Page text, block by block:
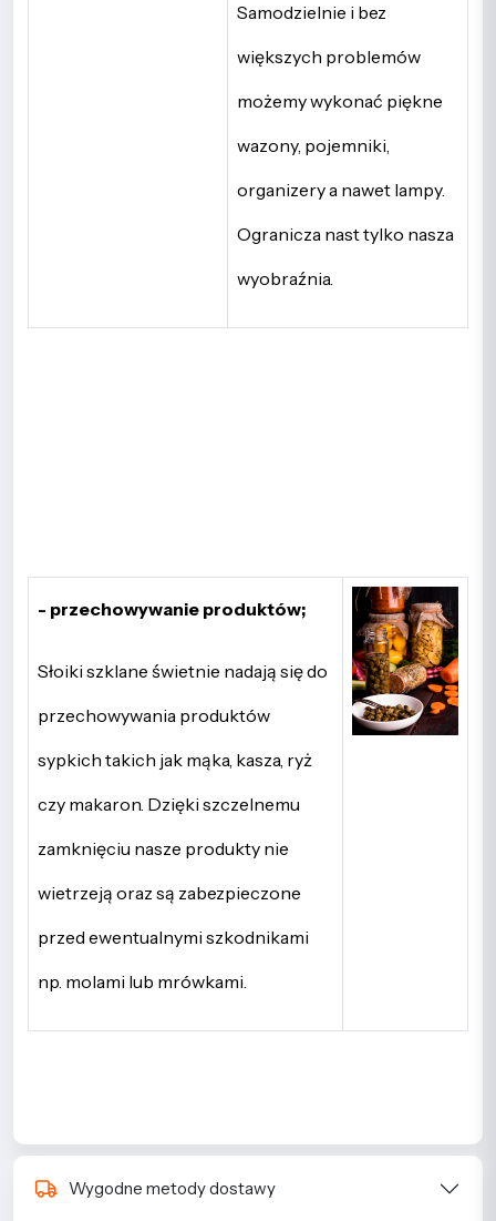
Samodzielnie i bez
większych problemów
możemy wykonać piękne
wazony, pojemniki,
organizery a nawet lampy.
Ogranicza nast tylko nasza
wyobraźnia.
- przechowywanie produktów;
Słoiki szklane świetnie nadają się do
przechowywania produktów
sypkich takich jak mąka, kasza, ryż
czy makaron. Dzięki szczelnemu
zamknięciu nasze produkty nie
wietrzeją oraz są zabezpieczone
przed ewentualnymi szkodnikami
np. molami lub mrówkami.
Wygodne metody dostawy